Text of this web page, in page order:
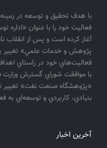
فعاليت خود را با عنوان
آغاز كرده است و پس از انقلاب
با موافقت شوراي گسترش
«پژوهشگاه صنعت نفت» تغيير
بنيادي، كاربردي و توسعه‌اي به
آخرین اخبار